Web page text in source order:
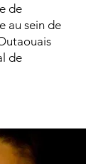
de
au sein de
de